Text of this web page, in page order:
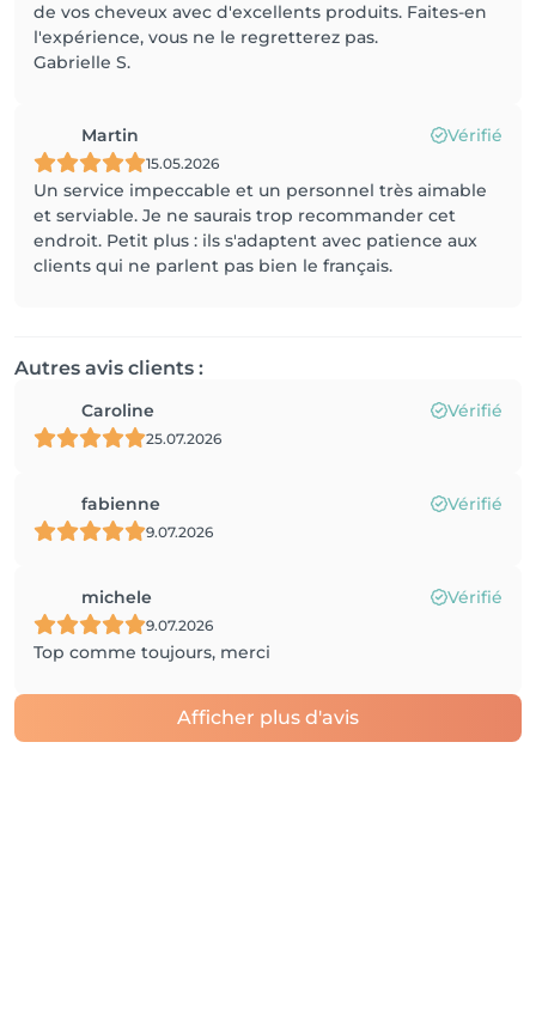
de vos cheveux avec d'excellents produits. Faites-en
l'expérience, vous ne le regretterez pas.
Gabrielle S.
Martin Vérifié
15.05.2026
Un service impeccable et un personnel très aimable
et serviable. Je ne saurais trop recommander cet
endroit. Petit plus : ils s'adaptent avec patience aux
clients qui ne parlent pas bien le français.
Autres avis clients :
Caroline Vérifié
25.07.2026
fabienne Vérifié
9.07.2026
michele Vérifié
9.07.2026
Top comme toujours, merci
Afficher plus d'avis